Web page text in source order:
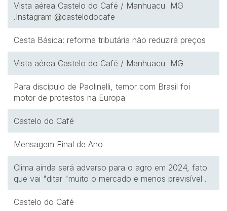
Vista aérea Castelo do Café / Manhuacu MG
.Instagram @castelodocafe
Cesta Básica: reforma tributária não reduzirá preços
Vista aérea Castelo do Café / Manhuacu MG
Para discípulo de Paolinelli, temor com Brasil foi
motor de protestos na Europa
Castelo do Café
Mensagem Final de Ano
Clima ainda será adverso para o agro em 2024, fato
que vai "ditar "muito o mercado e menos previsível .
Castelo do Café